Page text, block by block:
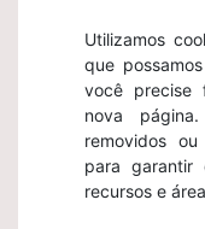
Utilizamos
que
você precise
nova
removidos
para garantir
recursos e